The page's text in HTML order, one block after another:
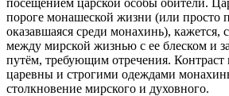
пороге монашеской жизни (или просто
оказавшаяся среди монахинь), кажется,
между мирской жизнью с ее блеском и
путём, требующим отречения.
царевны и строгими одеждами
столкновение мирского и духовного.